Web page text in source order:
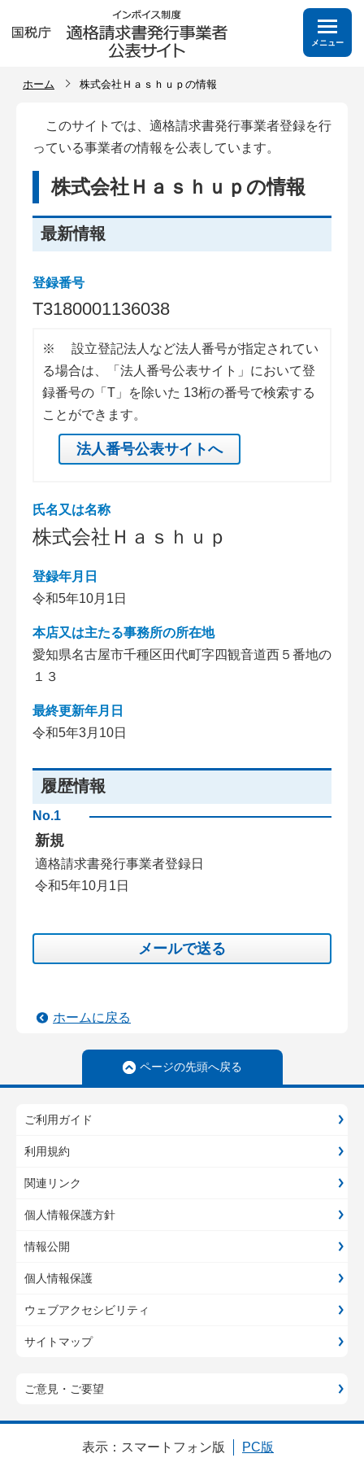
メニュー
ホーム 株式会社Ｈａｓｈｕｐの情報
このサイトでは、適格請求書発行事業者登録を行
っている事業者の情報を公表しています。
株式会社Ｈａｓｈｕｐの情報
最新情報
登録番号
T3180001136038
※
設立登記法人など法人番号が指定されてい
る場合は、「法人番号公表サイト」において登
録番号の「T」を除いた 13桁の番号で検索する
ことができます。
法人番号公表サイトへ
氏名又は名称
株式会社Ｈａｓｈｕｐ
登録年月日
令和5年10月1日
本店又は主たる事務所の所在地
愛知県名古屋市千種区田代町字四観音道西５番地の
１３
最終更新年月日
令和5年3月10日
履歴情報
No.1
新規
適格請求書発行事業者登録日
令和5年10月1日
メールで送る
ホームに戻る
ページの先頭へ戻る
ご利用ガイド
利用規約
関連リンク
個人情報保護方針
情報公開
個人情報保護
ウェブアクセシビリティ
サイトマップ
ご意見・ご要望
表示： スマートフォン版 PC版